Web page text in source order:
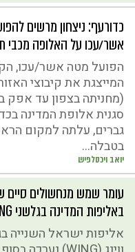
יואב ויכסלפיש
כדורעף: ניצחון מרשים
אשר/עכו על האלופה מכבי
הפועל מטה אשר/עכו,
המייצגת את קיבוצי
(מחניתה בצפון עד אפק
סגנית אלופת המדינה
גברים, עלתה למקום
בטבלה...
עומר שמש מנחשולים סיים
באליפות המדינה בגלשני WING
אליפות ישראל השנייה